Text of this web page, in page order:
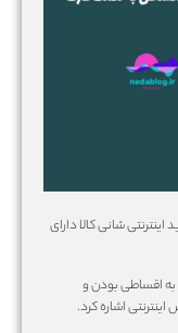
شانی کالا دارای
به اقساطی بودن و
اشاره کرد.